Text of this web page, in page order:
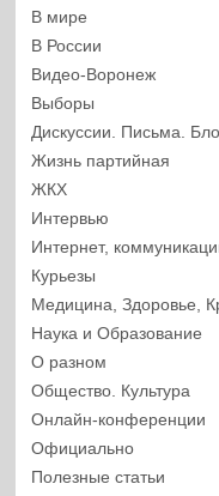
В мире
В России
Видео-Воронеж
Выборы
Дискуссии. Письма.
Жизнь партийная
ЖКХ
Интервью
Интернет,
Курьезы
Медицина, Здоровье,
Наука и Образование
О разном
Общество. Культура
Онлайн-конференции
Официально
Полезные статьи